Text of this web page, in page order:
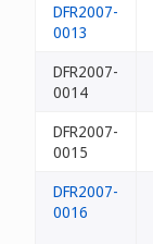
DFR2007-
0013
DFR2007-
0014
DFR2007-
0015
DFR2007-
0016